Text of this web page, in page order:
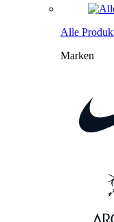
Alle
Marken